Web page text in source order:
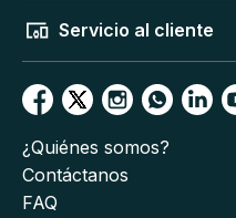
Servicio al cliente
¿Quiénes somos?
Contáctanos
FAQ